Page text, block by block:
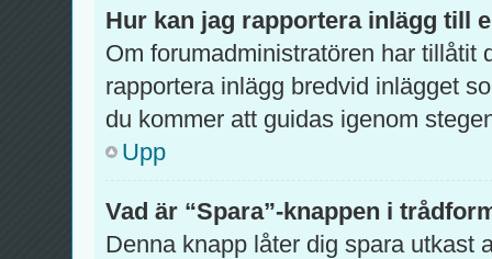
Hur kan jag rapportera inlägg till
Om forumadministratören har tillåtit
rapportera inlägg bredvid inlägget
du kommer att guidas igenom
Upp
Vad är “Spara”-knappen i
Denna knapp låter dig spara utkast